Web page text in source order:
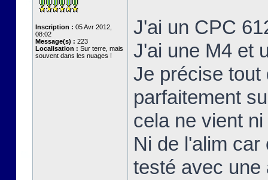
Inscription : 05 Avr 2012,
08:02
Message(s) : 223
Localisation : Sur terre, mais
souvent dans les nuages !
J'ai un CPC
J'ai une M4 et
Je précise tout
parfaitement
cela ne vient
Ni de l'alim
testé avec une